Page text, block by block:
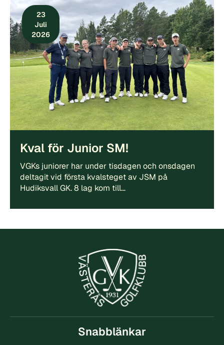
23
Juli
2026
Kval för Junior SM!
VGKs juniorer har under tisdagen och onsdagen
deltagit vid första kvalsteget av JSM på
Hudiksvall GK. 8 lag kom till…
Snabblänkar